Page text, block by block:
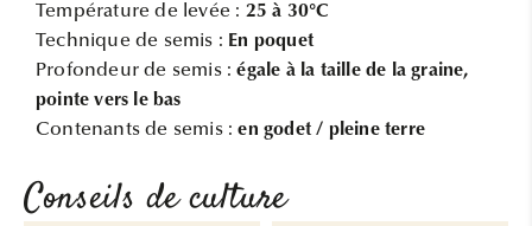
Température de levée : 25 à 30°C
Technique de semis : En poquet
Profondeur de semis :égale à la taille de la graine,
pointe vers le bas
Contenants de semis :en godet / pleine terre
Conseils de culture